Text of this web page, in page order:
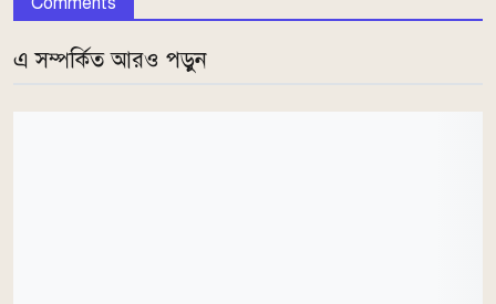
এ সম্পর্কিত আরও পড়ুন